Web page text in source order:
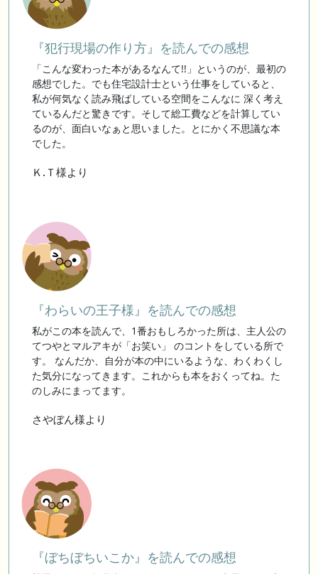
『犯行現場の作り方』を読んでの感想
「こんな変わった本があるなんて!!」というのが、最初の
感想でした。でも住宅設計士という仕事をしていると、
私が何気なく読み飛ばしている空間をこんなに 深く考え
ているんだと驚きです。そして総工費などを計算してい
るのが、面白いなぁと思いました。とにかく不思議な本
でした。
Ｋ.Ｔ様より
『わらいの王子様』を読んでの感想
私がこの本を読んで、1番おもしろかった所は、主人公の
てつやとマルアキが「お笑い」 のコントをしている所で
す。 なんだか、自分が本の中にいるような、わくわくし
た気分になってきます。これからも本をおくってね。た
のしみにまってます。
さやぼん様より
『ぼちぼちいこか』を読んでの感想